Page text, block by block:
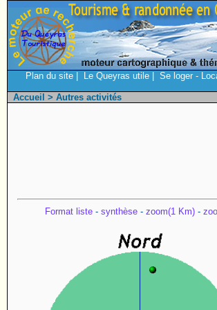
Plan du site Le Queyras utile Se loger -
Accueil > Autres activités
Format liste - synthèse - zoom(1 Km) -